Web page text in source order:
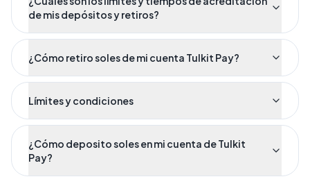
de mis depósitos y retiros?
¿Cómo retiro soles de mi cuenta Tulkit Pay?
Límites y condiciones
¿Cómo deposito soles en mi cuenta de Tulkit
Pay?